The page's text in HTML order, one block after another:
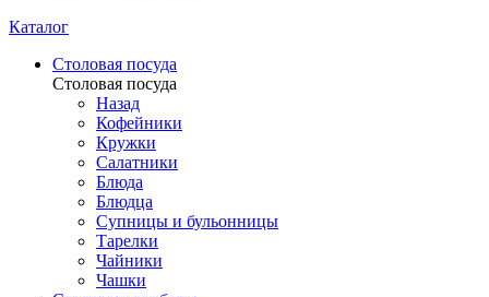
Каталог
Столовая посуда
Столовая посуда
Назад
Кофейники
Кружки
Салатники
Блюда
Блюдца
Супницы и бульонницы
Тарелки
Чайники
Чашки